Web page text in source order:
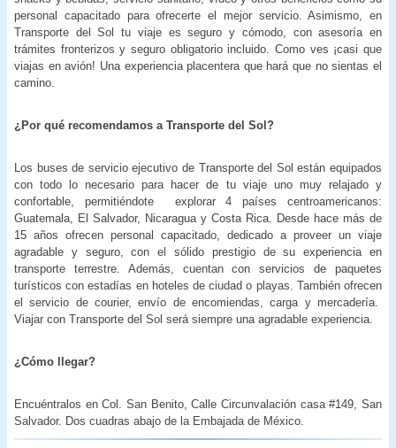
personal capacitado para ofrecerte el mejor servicio. Asimismo, en
Transporte del Sol tu viaje es seguro y cómodo, con asesoría en
trámites fronterizos y seguro obligatorio incluido. Como ves ¡casi que
viajas en avión! Una experiencia placentera que hará que no sientas el
camino.
¿Por qué recomendamos a Transporte del Sol?
Los buses de servicio ejecutivo de Transporte del Sol están equipados
con todo lo necesario para hacer de tu viaje uno muy relajado y
confortable, permitiéndote explorar 4 países centroamericanos:
Guatemala, El Salvador, Nicaragua y Costa Rica. Desde hace más de
15 años ofrecen personal capacitado, dedicado a proveer un viaje
agradable y seguro, con el sólido prestigio de su experiencia en
transporte terrestre. Además, cuentan con servicios de paquetes
turísticos con estadías en hoteles de ciudad o playas. También ofrecen
el servicio de courier, envío de encomiendas, carga y mercadería.
Viajar con Transporte del Sol será siempre una agradable experiencia.
¿Cómo llegar?
Encuéntralos en Col. San Benito, Calle Circunvalación casa #149, San
Salvador. Dos cuadras abajo de la Embajada de México.